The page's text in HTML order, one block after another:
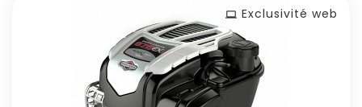
Exclusivité web